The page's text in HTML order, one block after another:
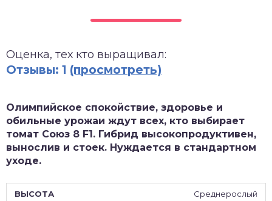
Оценка, тех кто выращивал:
Отзывы: 1 (просмотреть)
Олимпийское спокойствие, здоровье и
обильные урожаи ждут всех, кто выбирает
томат Союз 8 F1. Гибрид высокопродуктивен,
вынослив и стоек. Нуждается в стандартном
уходе.
Среднерослый